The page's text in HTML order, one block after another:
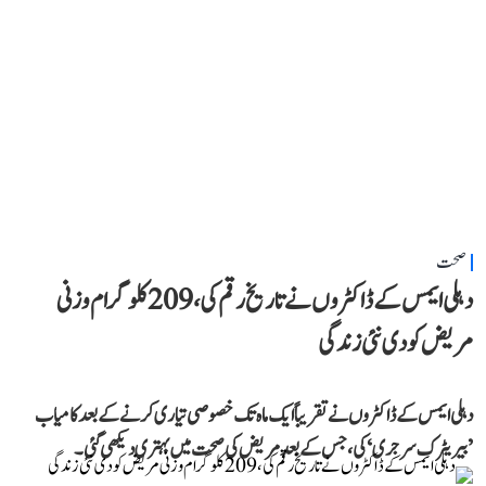
صحت
دہلی ایمس کے ڈاکٹروں نے تاریخ رقم کی، 209 کلوگرام وزنی
مریض کو دی نئی زندگی
دہلی ایمس کے ڈاکٹروں نے تقریباً ایک ماہ تک خصوصی تیاری کرنے کے بعد کامیاب
’بیریٹرک سرجری‘ کی، جس کے بعد مریض کی صحت میں بہتری دیکھی گئی۔